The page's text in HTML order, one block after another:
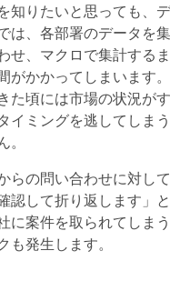
知りたいと思っても、
は、各部署のデータを
せ、マクロで集計する
がかかってしまいます
た頃には市場の状況が
イミングを逃してしま
。
らの問い合わせに対し
認して折り返します」
に案件を取られてしま
も発生します。